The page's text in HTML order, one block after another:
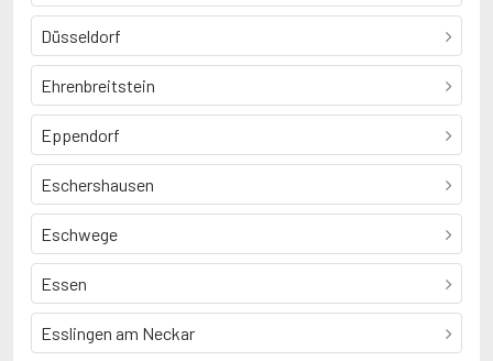
Düsseldorf
Ehrenbreitstein
Eppendorf
Eschershausen
Eschwege
Essen
Esslingen am Neckar